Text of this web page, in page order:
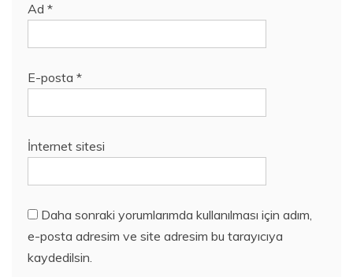
Ad *
E-posta *
İnternet sitesi
Daha sonraki yorumlarımda kullanılması için adım,
e-posta adresim ve site adresim bu tarayıcıya
kaydedilsin.